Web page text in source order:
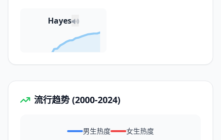
Hayes
流行趋势 (2000-2024)
男生热度 女生热度